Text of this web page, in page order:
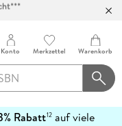
Konto Merkzettel Warenkorb
Rabatt12 auf viele